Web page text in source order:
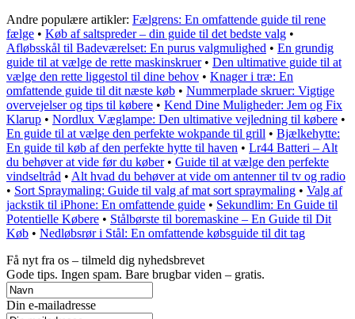
Andre populære artikler: Fælgrens: En omfattende guide til rene
fælge • Køb af saltspreder – din guide til det bedste valg •
Afløbsskål til Badeværelset: En purus valgmulighed • En grundig
guide til at vælge de rette maskinskruer• Den ultimative guide til at
vælge den rette liggestol til dine behov • Knager i træ: En
omfattende guide til dit næste køb • Nummerplade skruer: Vigtige
overvejelser og tips til købere • Kend Dine Muligheder: Jem og Fix
Klarup • Nordlux Væglampe: Den ultimative vejledning til købere •
En guide til at vælge den perfekte wokpande til grill • Bjælkehytte:
En guide til køb af den perfekte hytte til haven • Lr44 Batteri – Alt
du behøver at vide før du køber• Guide til at vælge den perfekte
vindseltråd • Alt hvad du behøver at vide om antenner til tv og radio
• Sort Spraymaling: Guide til valg af mat sort spraymaling • Valg af
jackstik til iPhone: En omfattende guide • Sekundlim: En Guide til
Potentielle Købere • Stålbørste til boremaskine – En Guide til Dit
Køb • Nedløbsrør i Stål: En omfattende købsguide til dit tag
Få nyt fra os – tilmeld dig nyhedsbrevet
Gode tips. Ingen spam. Bare brugbar viden – gratis.
Din e-mailadresse